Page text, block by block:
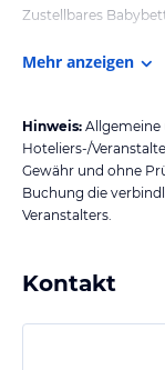
Zustellbares
Mehr anzeigen
Hinweis: Allgemeine
Hoteliers-/
Gewähr und ohne
Buchung die
Veranstalters.
Kontakt